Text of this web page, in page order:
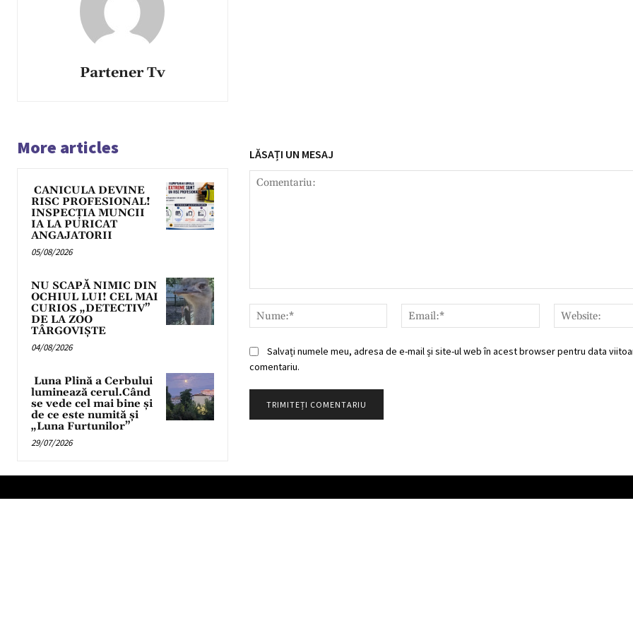
Partener Tv
More articles
CANICULA DEVINE
RISC PROFESIONAL!
INSPECȚIA MUNCII
IA LA PURICAT
ANGAJATORII
05/08/2026
NU SCAPĂ NIMIC DIN
OCHIUL LUI! CEL MAI
CURIOS „DETECTIV”
DE LA ZOO
TÂRGOVIȘTE
04/08/2026
Luna Plină a Cerbului
luminează cerul.Când
se vede cel mai bine și
de ce este numită și
„Luna Furtunilor”
29/07/2026
LĂSAȚI UN MESAJ
Nume:*
Email:*
Salvați numele meu, adresa de e-mail și site-ul web în acest browser pentru data
comentariu.